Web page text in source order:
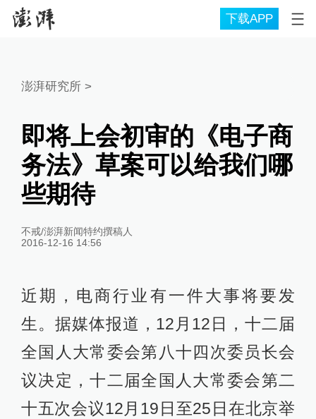
下载APP
澎湃研究所>
即将上会初审的《电子商
务法》草案可以给我们哪
些期待
不戒/澎湃新闻特约撰稿人
2016-12-16 14:56
近期，电商行业有一件大事将要发
生。据媒体报道，12月12日，十二届
全国人大常委会第八十四次委员长会
议决定，十二届全国人大常委会第二
十五次会议12月19日至25日在北京举